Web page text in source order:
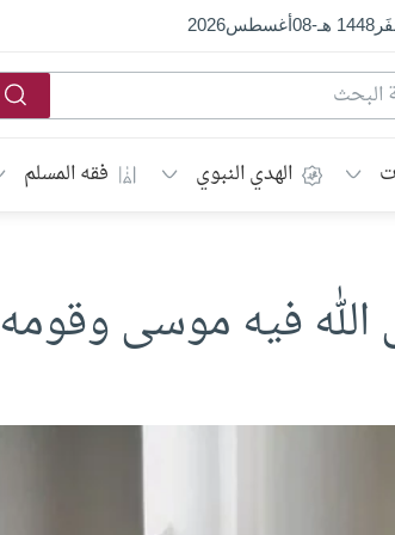
1448 هـ -
08أغسطس2026
الهدي النبوي فقه المسلم
فيه موسى وقومه